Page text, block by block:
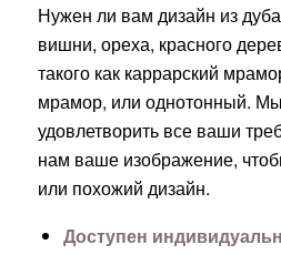
Нужен ли вам дизайн из
вишни, ореха, красного
такого как каррарский
мрамор, или однотонный.
удовлетворить все ваши
нам ваше изображение,
или похожий дизайн.
Доступен